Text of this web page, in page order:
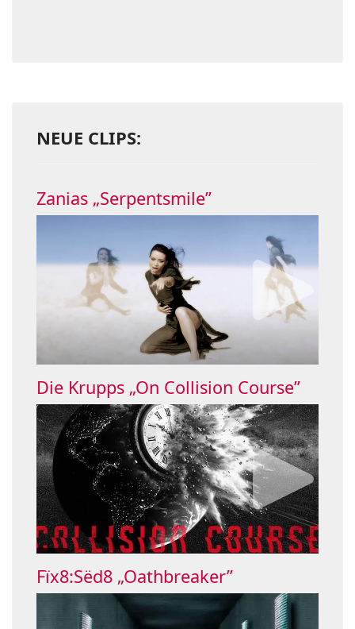
NEUE CLIPS:
Zanias „Serpentsmile”
Die Krupps „On Collision Course”
Fïx8:Sëd8 „Oathbreaker”